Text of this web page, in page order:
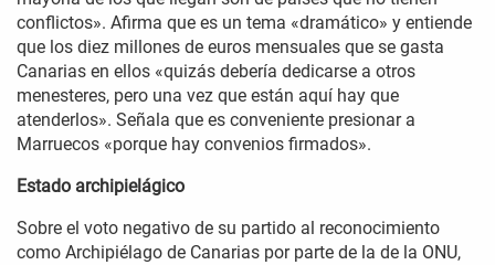
conflictos». Afirma que es un tema «dramático» y entiende
que los diez millones de euros mensuales que se gasta
Canarias en ellos «quizás debería dedicarse a otros
menesteres, pero una vez que están aquí hay que
atenderlos». Señala que es conveniente presionar a
Marruecos «porque hay convenios firmados».
Estado archipielágico
Sobre el voto negativo de su partido al reconocimiento
como Archipiélago de Canarias por parte de la de la ONU,